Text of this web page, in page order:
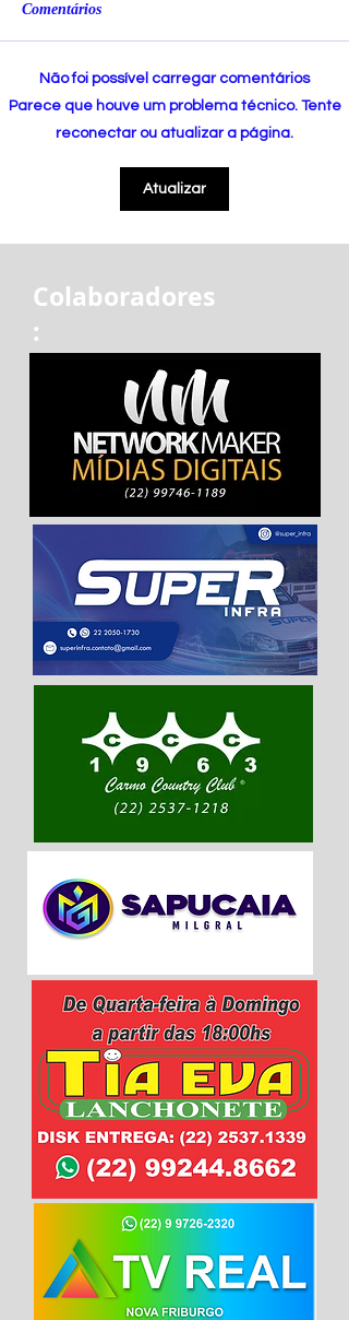
Comentários
Não foi possível carregar comentários
Parece que houve um problema técnico. Tente
reconectar ou atualizar a página.
Atualizar
Colaboradores
: